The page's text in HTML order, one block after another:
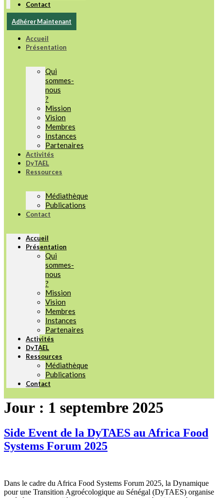
Contact
Adhérer Maintenant
Accueil
Présentation
Qui
sommes-
nous
?
Mission
Vision
Membres
Instances
Partenaires
Activités
DyTAEL
Ressources
Médiathèque
Publications
Contact
Accueil
Présentation
Qui
sommes-
nous
?
Mission
Vision
Membres
Instances
Partenaires
Activités
DyTAEL
Ressources
Médiathèque
Publications
Contact
Jour : 1 septembre 2025
Side Event de la DyTAES au Africa Food
Systems Forum 2025
Dans le cadre du Africa Food Systems Forum 2025, la Dynamique
pour une Transition Agroécologique au Sénégal (DyTAES) organise